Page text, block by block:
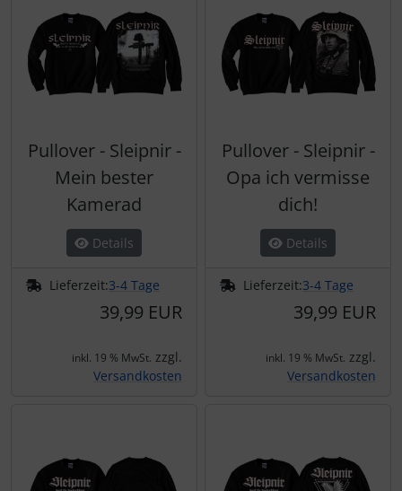
Pullover - Sleipnir -
Mein bester
Kamerad
Details
Lieferzeit:3-4 Tage
39,99 EUR
inkl. 19 % MwSt. zzgl.
Versandkosten
Pullover - Sleipnir -
Opa ich vermisse
dich!
Details
Lieferzeit:3-4 Tage
39,99 EUR
inkl. 19 % MwSt. zzgl.
Versandkosten